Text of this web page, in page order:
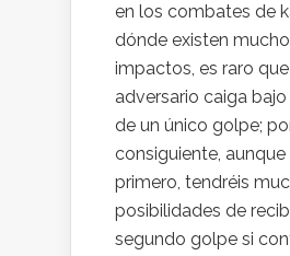
en los combates de
dónde existen
impactos, es raro
adversario caiga
de un único golpe;
consiguiente,
primero, tendréis
posibilidades de
segundo golpe si